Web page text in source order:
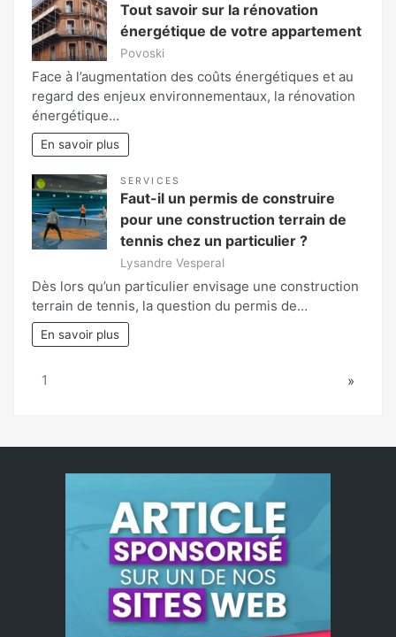
Tout savoir sur la rénovation
énergétique de votre appartement
Povoski
Face à l’augmentation des coûts énergétiques et au
regard des enjeux environnementaux, la rénovation
énergétique…
En savoir plus
SERVICES
Faut-il un permis de construire
pour une construction terrain de
tennis chez un particulier ?
Lysandre Vesperal
Dès lors qu’un particulier envisage une construction
terrain de tennis, la question du permis de…
En savoir plus
Page:
1 Next
»